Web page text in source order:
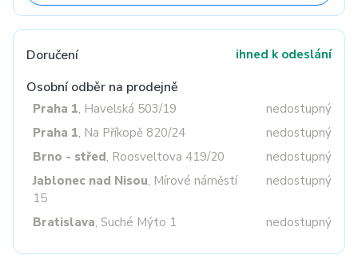
Doručení ihned k odeslání
Osobní odběr na prodejně
Praha 1, Havelská 503/19
nedostupný
Praha 1, Na Příkopě 820/24
nedostupný
Brno - střed, Roosveltova 419/20
nedostupný
Jablonec nad Nisou, Mírové náměstí
15
nedostupný
Bratislava, Suché Mýto 1 nedostupný